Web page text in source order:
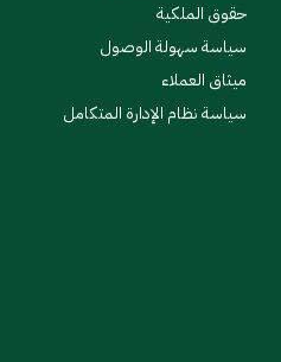
حقوق الملكية
سياسة سهولة الوصول
ميثاق العملاء
سياسة نظام الإدارة المتكامل